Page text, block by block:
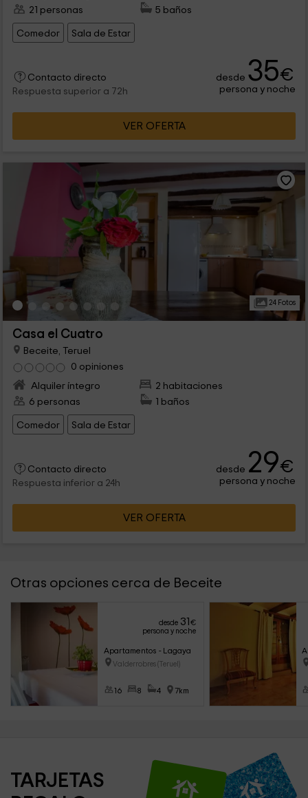
21 personas
5 baños
Comedor Sala de Estar
Contacto directo
Respuesta superior a 72h
desde 35€
persona y noche
VER OFERTA
24 Fotos
Casa el Cuatro
Beceite, Teruel
0 opiniones
Alquiler íntegro
2 habitaciones
6 personas
1 baños
Comedor Sala de Estar
Contacto directo
Respuesta inferior a 24h
desde 29€
persona y noche
VER OFERTA
Otras opciones cerca de Beceite
desde 31
€
persona y noche
Apartamentos - Lagaya
Valderrobres (Teruel)
16 8 4 7km
TARJETAS